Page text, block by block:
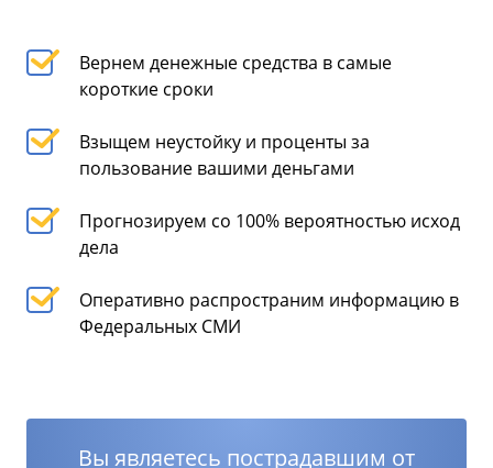
Вернем денежные средства в самые
короткие сроки
Взыщем неустойку и проценты за
пользование вашими деньгами
Прогнозируем со 100% вероятностью исход
дела
Оперативно распространим информацию в
Федеральных СМИ
Вы являетесь пострадавшим от